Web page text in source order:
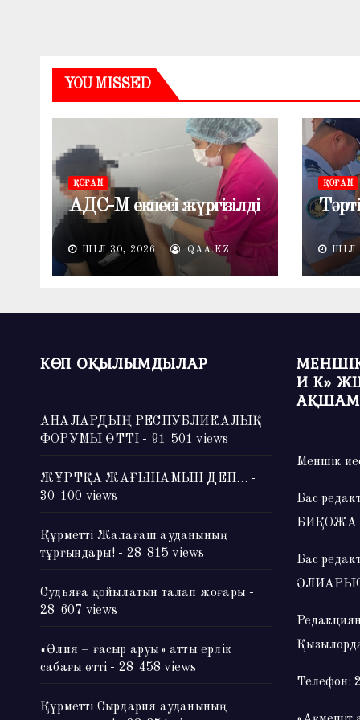
YOU MISSED
ҚОҒАМ
АДС-М екпесі жүргізілді
ШІЛ 30, 2026 QAA.KZ
ҚОҒАМ
ШІЛ
КӨП ОҚЫЛЫМДЫЛАР
АНАЛАРДЫҢ РЕСПУБЛИКАЛЫҚ
ФОРУМЫ ӨТТІ - 91 501 views
ЖҰРТҚА ЖАҒЫНАМЫН ДЕП… -
30 100 views
Құрметті Жалағаш ауданының
тұрғындары! - 28 815 views
Судьяға қойылатын талап жоғары -
28 607 views
«Әлия – ғасыр аруы» атты ерлік
сабағы өтті - 28 458 views
Құрметті Сырдария ауданының
И К»
Меншік
Бас
БИҚОЖА
Бас
Телефон: